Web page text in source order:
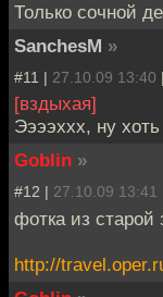
Только сочной
SanchesM »
#11 | 27.10.09 13:40 |
[вздыхая]
Ээээххх, ну
Goblin »
#12 | 27.10.09 13:41
фотка из старой
http://